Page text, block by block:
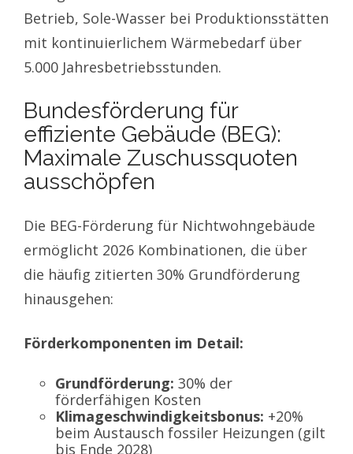
Betrieb, Sole-Wasser bei Produktionsstätten
mit kontinuierlichem Wärmebedarf über
5.000 Jahresbetriebsstunden.
Bundesförderung für
effiziente Gebäude (BEG):
Maximale Zuschussquoten
ausschöpfen
Die BEG-Förderung für Nichtwohngebäude
ermöglicht 2026 Kombinationen, die über
die häufig zitierten 30% Grundförderung
hinausgehen:
Förderkomponenten im Detail:
Grundförderung: 30% der
förderfähigen Kosten
Klimageschwindigkeitsbonus: +20%
beim Austausch fossiler Heizungen (gilt
bis Ende 2028)